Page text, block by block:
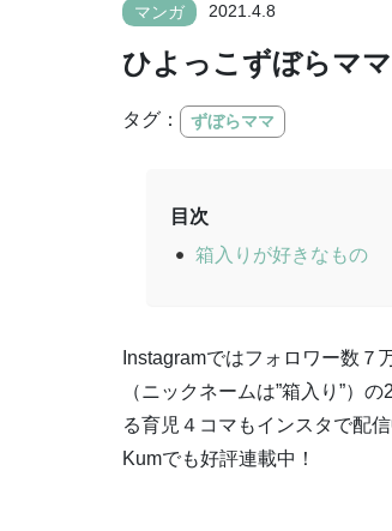
マンガ 2021.4.8
ひよっこずぼらマ
タグ： ずぼらママ
目次
箱入りが好きなもの
Instagramではフォロワー数７
（ニックネームは”箱入り”）
る育児４コマもインスタで配
Kumでも好評連載中！